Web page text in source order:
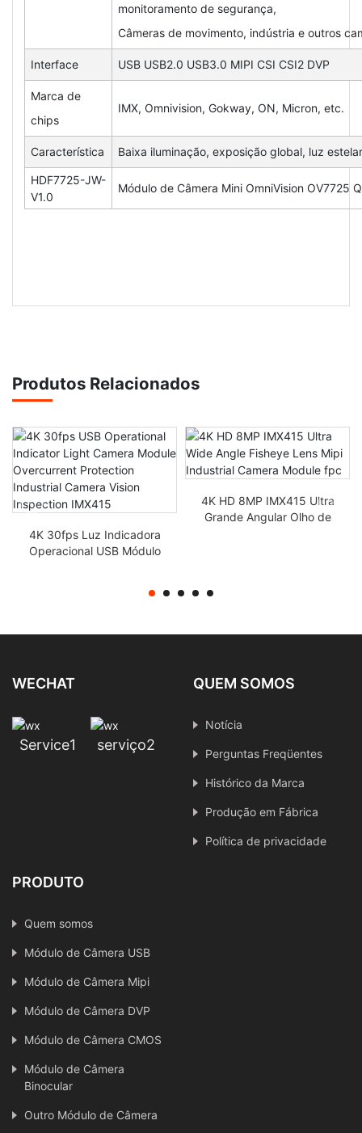
monitoramento de segurança,
Câmeras de movimento, indústria e outros
Interface USB USB2.0 USB3.0 MIPI CSI CSI2 DVP
Marca de
chips
IMX, Omnivision, Gokway, ON, Micron, etc.
Característica Baixa iluminação, exposição global, luz
HDF7725-JW-
V1.0
Módulo de Câmera Mini OmniVision OV7725
Produtos Relacionados
4K 30fps Luz Indicadora
Operacional USB Módulo
Inspeção de Visão da
4K HD 8MP IMX415 Ultra
Grande Angular Olho de
WECHAT
Service1 serviço2
QUEM SOMOS
Notícia
Perguntas Freqüentes
Histórico da Marca
Produção em Fábrica
Política de privacidade
PRODUTO
Quem somos
Módulo de Câmera USB
Módulo de Câmera Mipi
Módulo de Câmera DVP
Módulo de Câmera CMOS
Módulo de Câmera
Binocular
Outro Módulo de Câmera